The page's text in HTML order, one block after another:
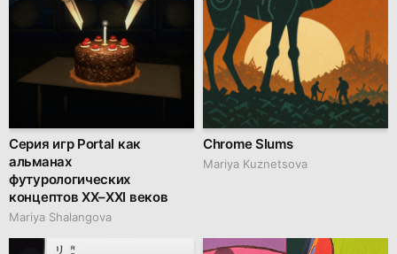
Серия игр Portal как
альманах
футурологических
концептов XX–XXI веков
Mariya Shalangova
Chrome Slums
Mariya Kuznetsova